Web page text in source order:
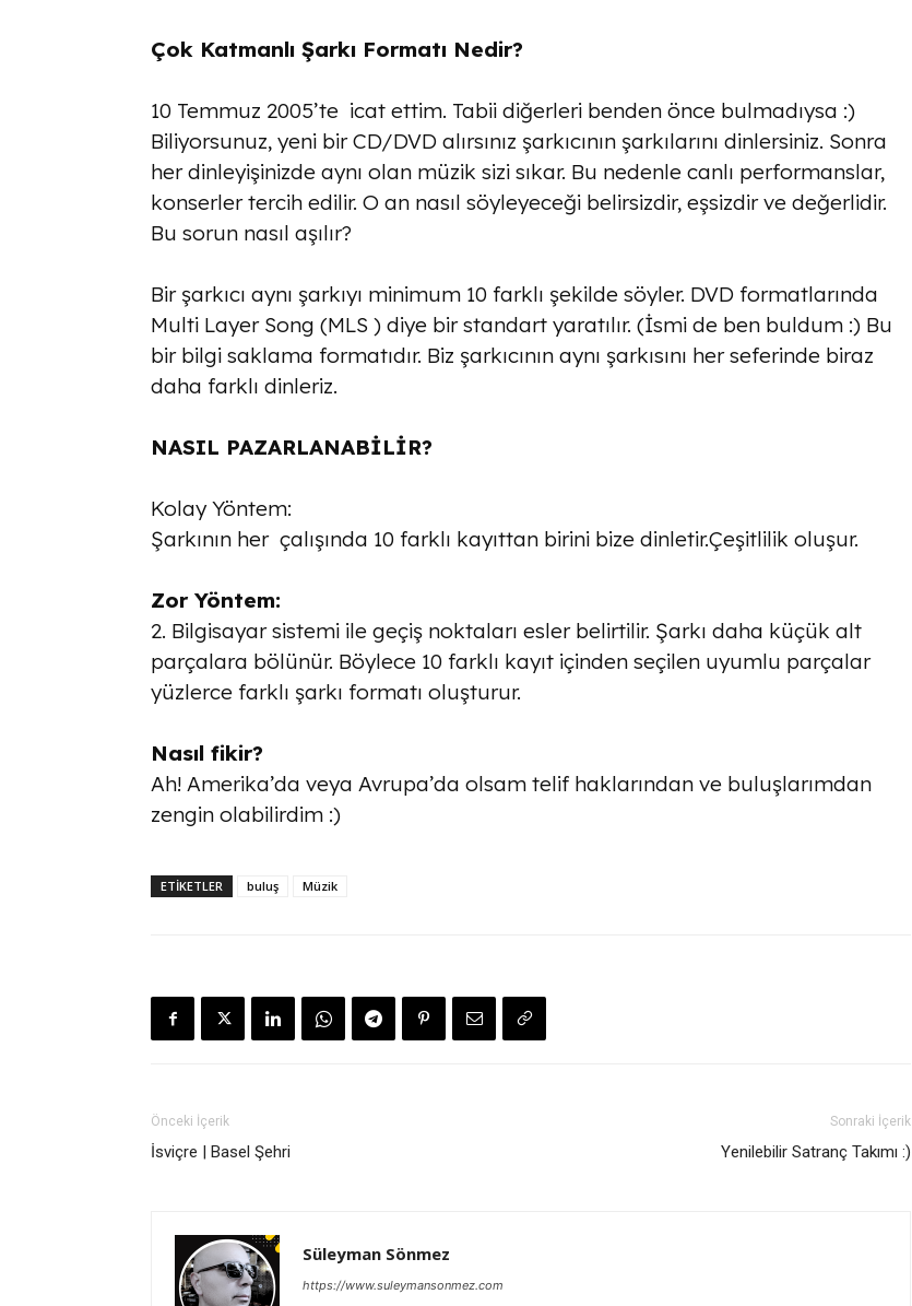
Çok Katmanlı Şarkı Formatı Nedir?
10 Temmuz 2005’te icat ettim. Tabii diğerleri benden önce bulmadıysa :)
Biliyorsunuz, yeni bir CD/DVD alırsınız şarkıcının şarkılarını dinlersiniz. Sonra
her dinleyişinizde aynı olan müzik sizi sıkar. Bu nedenle canlı performanslar,
konserler tercih edilir. O an nasıl söyleyeceği belirsizdir, eşsizdir ve değerlidir.
Bu sorun nasıl aşılır?
Bir şarkıcı aynı şarkıyı minimum 10 farklı şekilde söyler. DVD formatlarında
Multi Layer Song (MLS ) diye bir standart yaratılır. (İsmi de ben buldum :) Bu
bir bilgi saklama formatıdır. Biz şarkıcının aynı şarkısını her seferinde biraz
daha farklı dinleriz.
NASIL PAZARLANABİLİR?
Kolay Yöntem:
Şarkının her çalışında 10 farklı kayıttan birini bize dinletir.Çeşitlilik oluşur.
Zor Yöntem:
2. Bilgisayar sistemi ile geçiş noktaları esler belirtilir. Şarkı daha küçük alt
parçalara bölünür. Böylece 10 farklı kayıt içinden seçilen uyumlu parçalar
yüzlerce farklı şarkı formatı oluşturur.
Nasıl fikir?
Ah! Amerika’da veya Avrupa’da olsam telif haklarından ve buluşlarımdan
zengin olabilirdim :)
ETİKETLER buluş Müzik
Önceki İçerik
İsviçre | Basel Şehri
Sonraki İçerik
Yenilebilir Satranç Takımı :)
Süleyman Sönmez
https://www.suleymansonmez.com